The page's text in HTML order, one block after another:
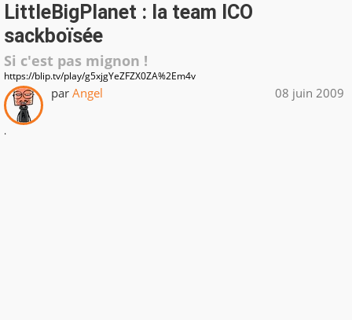
LittleBigPlanet : la team ICO
sackboïsée
Si c'est pas mignon !
https://blip.tv/play/g5xjgYeZFZX0ZA%2Em4v
par Angel 08 juin 2009
.